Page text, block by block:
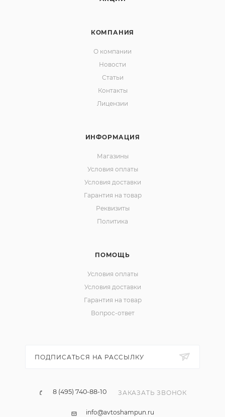
КОМПАНИЯ
О компании
Новости
Статьи
Контакты
Лицензии
ИНФОРМАЦИЯ
Магазины
Условия оплаты
Условия доставки
Гарантия на товар
Реквизиты
Политика
ПОМОЩЬ
Условия оплаты
Условия доставки
Гарантия на товар
Вопрос-ответ
ПОДПИСАТЬСЯ НА РАССЫЛКУ
8 (495) 740-88-10 ЗАКАЗАТЬ ЗВОНОК
info@avtoshampun.ru